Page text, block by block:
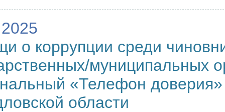
о коррупции среди
муниципальных
«Телефон доверия»
области